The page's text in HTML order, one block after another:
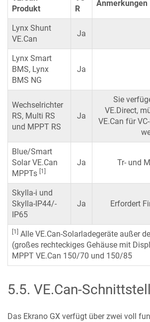
Produkt
R
Anmerkungen
Lynx Shunt
VE.Can
Ja
Lynx Smart
BMS, Lynx
BMS NG
Ja
Wechselrichter
RS, Multi RS
und MPPT RS
Ja
Sie
VE.Direct,
VE.Can für
Blue/Smart
Solar VE.Can
MPPTs [1]
Ja Tr- und
Skylla-i und
Skylla-IP44/-
IP65
Ja Erfordert
[1] Alle VE.Can-Solarladegeräte außer
(großes rechteckiges Gehäuse mit
MPPT VE.Can 150/70 und 150/85
5.5. VE.Can-
Das Ekrano GX verfügt über zwei voll